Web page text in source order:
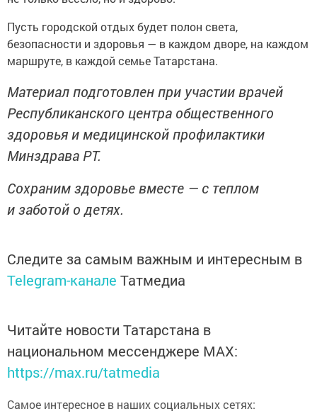
Пусть городской отдых будет полон света,
безопасности и здоровья — в каждом дворе, на каждом
маршруте, в каждой семье Татарстана.
Материал подготовлен при участии врачей
Республиканского центра общественного
здоровья и медицинской профилактики
Минздрава РТ.
Сохраним здоровье вместе — с теплом
и заботой о детях.
Следите за самым важным и интересным в
Telegram-канале Татмедиа
Читайте новости Татарстана в
национальном мессенджере MАХ:
https://max.ru/tatmedia
Самое интересное в наших социальных сетях: